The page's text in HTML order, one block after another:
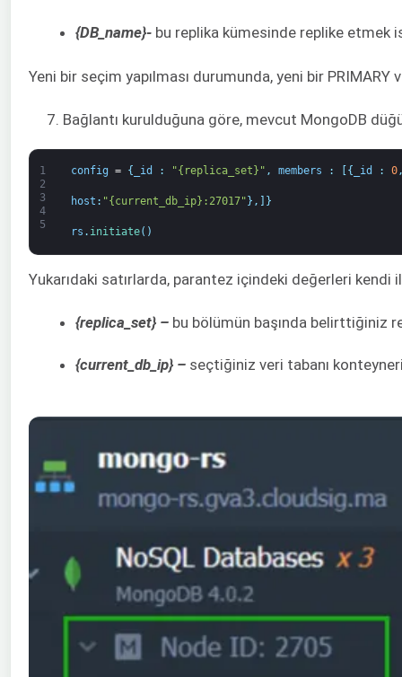
{DB_name}- bu replika kümesinde replike etmek
Yeni bir seçim yapılması durumunda, yeni bir
7. Bağlantı kurulduğuna göre, mevcut MongoDB
1
2
3
4
5
config = { _id : "{replica_set}" , members : { _id : 0
host : "{current_db_ip}:27017" } , }
rs . initiate( )
Yukarıdaki satırlarda, parantez içindeki değerleri
{replica_set} – bu bölümün başında belirttiğiniz
{current_db_ip} – seçtiğiniz veri tabanı